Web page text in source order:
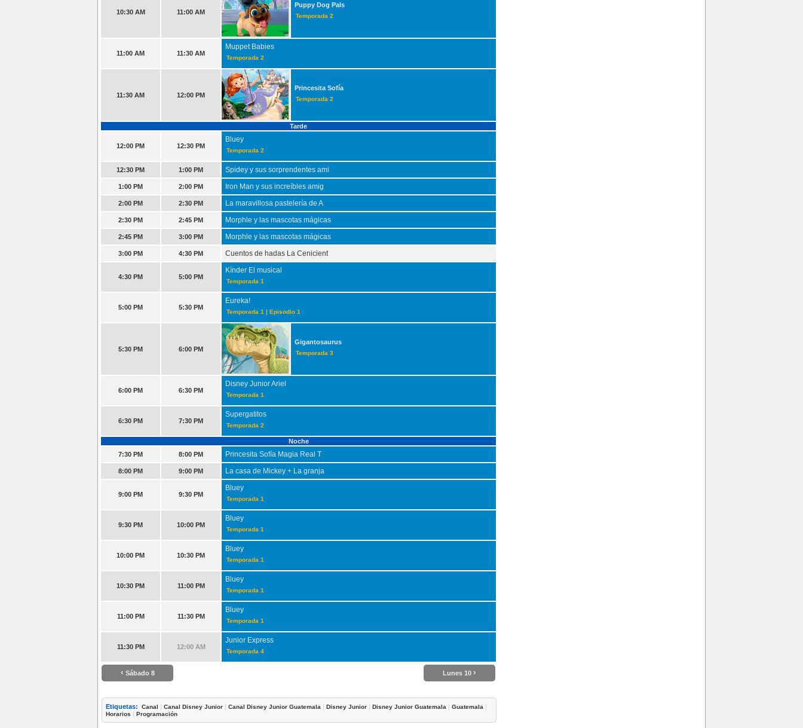
10:30 AM 11:00 AM
Puppy Dog Pals
Temporada 2
11:00 AM 11:30 AM
Muppet Babies
Temporada 2
11:30 AM 12:00 PM
Princesita Sofía
Temporada 2
Tarde
12:00 PM 12:30 PM
Bluey
Temporada 2
12:30 PM 1:00 PM Spidey y sus sorprendentes ami
1:00 PM 2:00 PM Iron Man y sus increíbles amig
2:00 PM 2:30 PM La maravillosa pastelería de A
2:30 PM 2:45 PM Morphle y las mascotas mágicas
2:45 PM 3:00 PM Morphle y las mascotas mágicas
3:00 PM 4:30 PM Cuentos de hadas La Cenicient
4:30 PM 5:00 PM
Kínder El musical
Temporada 1
5:00 PM 5:30 PM
Eureka!
Temporada 1 | Episodio 1
5:30 PM 6:00 PM
Gigantosaurus
Temporada 3
6:00 PM 6:30 PM
Disney Junior Ariel
Temporada 1
6:30 PM 7:30 PM
Supergatitos
Temporada 2
Noche
7:30 PM
8:00 PM Princesita Sofía Magia Real T
8:00 PM 9:00 PM La casa de Mickey + La granja
9:00 PM 9:30 PM
Bluey
Temporada 1
9:30 PM 10:00 PM
Bluey
Temporada 1
10:00 PM 10:30 PM
Bluey
Temporada 1
10:30 PM 11:00 PM
Bluey
Temporada 1
11:00 PM 11:30 PM
Bluey
Temporada 1
11:30 PM 12:00 AM
Junior Express
Temporada 4
‹ Sábado 8 Lunes 10 ›
Etiquetas: Canal | Canal Disney Junior | Canal Disney Junior Guatemala | Disney Junior | Disney Junior Guatemala | Guatemala |
Horarios | Programación